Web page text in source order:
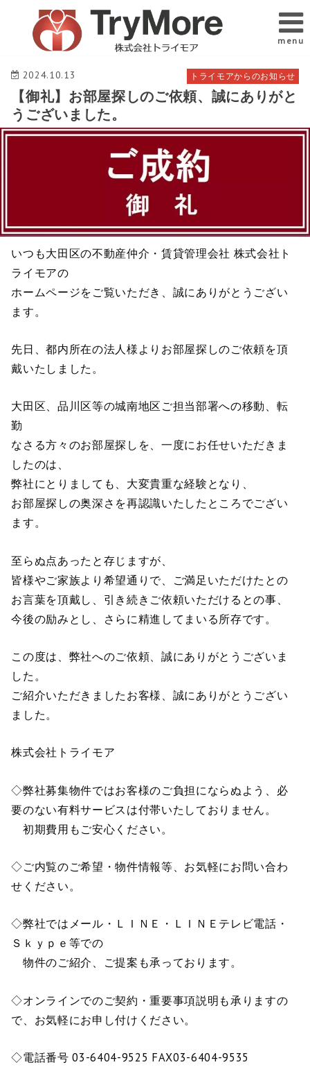
menu
トライモアからのお知らせ
2024.10.13
【御礼】お部屋探しのご依頼、誠にありがと
うございました。
いつも大田区の不動産仲介・賃貸管理会社 株式会社ト
ライモアの
ホームページをご覧いただき、誠にありがとうござい
ます。
先日、都内所在の法人様よりお部屋探しのご依頼を頂
戴いたしました。
大田区、品川区等の城南地区ご担当部署への移動、転
勤
なさる方々のお部屋探しを、一度にお任せいただきま
したのは、
弊社にとりましても、大変貴重な経験となり、
お部屋探しの奥深さを再認識いたしたところでござい
ます。
至らぬ点あったと存じますが、
皆様やご家族より希望通りで、ご満足いただけたとの
お言葉を頂戴し、引き続きご依頼いただけるとの事、
今後の励みとし、さらに精進してまいる所存です。
この度は、弊社へのご依頼、誠にありがとうございま
した。
ご紹介いただきましたお客様、誠にありがとうござい
ました。
株式会社トライモア
◇弊社募集物件ではお客様のご負担にならぬよう、必
要のない有料サービスは付帯いたしておりません。
初期費用もご安心ください。
◇ご内覧のご希望・物件情報等、お気軽にお問い合わ
せください。
◇弊社ではメール・ＬＩＮＥ・ＬＩＮＥテレビ電話・
Ｓｋｙｐｅ等での
物件のご紹介、ご提案も承っております。
◇オンラインでのご契約・重要事項説明も承りますの
で、お気軽にお申し付けください。
◇電話番号 03-6404-9525 FAX03-6404-9535